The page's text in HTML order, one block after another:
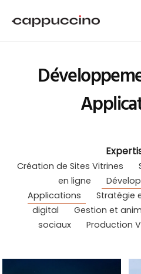
Création de Sites Vitrines
en ligne
Applications
Stratégie
digital
Gestion et
sociaux
Production